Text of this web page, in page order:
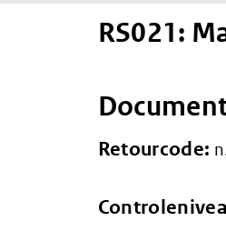
RS021:
Retourcode: